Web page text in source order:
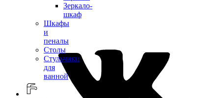
Зеркало-
шкаф
Шкафы
и
пеналы
Столы
Стульчики
для
ванной